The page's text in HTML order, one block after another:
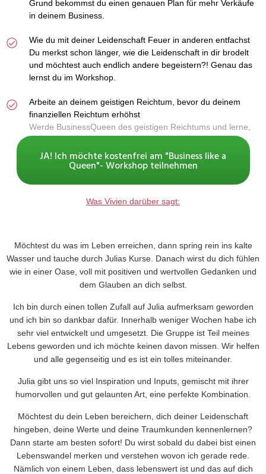
Grund bekommst du einen genauen Plan für mehr Verkäufe
in deinem Business.
Wie du mit deiner Leidenschaft Feuer in anderen entfachst
Du merkst schon länger, wie die Leidenschaft in dir brodelt
und möchtest auch endlich andere begeistern?! Genau das
lernst du im Workshop.
Arbeite an deinem geistigen Reichtum, bevor du deinem
finanziellen Reichtum erhöhst
Werde BusinessQueen des geistigen Reichtums und lerne,
wie du dadurch offener durch die Welt gehst und deine
Fühler auf Empfangen ausrichtest.
JA! Ich möchte kostenfrei am "Business like a
Queen"- Workshop teilnehmen
Was Vivien darüber sagt:
Möchtest du was im Leben erreichen, dann spring rein ins kalte
Wasser und tauche durch Julias Kurse. Danach wirst du dich fühlen
wie in einer Oase, voll mit positiven und wertvollen Gedanken und
dem Glauben an dich selbst.
Ich bin durch einen tollen Zufall auf Julia aufmerksam geworden
und ich bin so dankbar dafür. Innerhalb weniger Wochen habe ich
sehr viel entwickelt und umgesetzt. Die Gruppe ist Teil meines
Lebens geworden und ich möchte keinen davon missen. Wir helfen
und alle gegenseitig und es ist ein tolles miteinander.
Julia gibt uns so viel Inspiration und Inputs, gemischt mit ihrer
humorvollen und gut gelaunten Art , eine perfekte Kombination.
Möchtest du dein Leben bereichern, dich deiner Leidenschaft
hingeben, deine Werte und deine Traumkunden kennenlernen?
Dann starte am besten sofort! Du wirst sobald du dabei bist einen
Lebenswandel merken und verstehen wovon ich gerade rede.
Nämlich von einem Leben, dass lebenswert ist und das auf dich